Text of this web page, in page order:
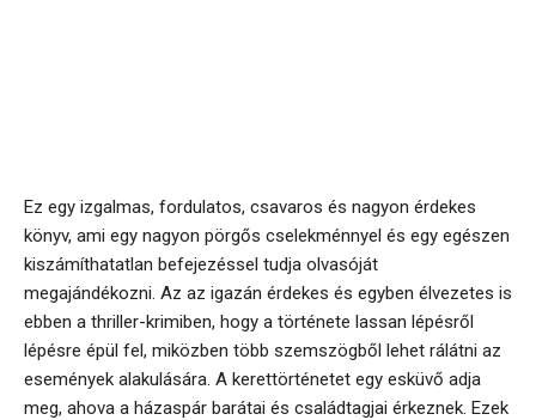
Ez egy izgalmas, fordulatos, csavaros és nagyon érdekes
könyv, ami egy nagyon pörgős cselekménnyel és egy egészen
kiszámíthatatlan befejezéssel tudja olvasóját
megajándékozni. Az az igazán érdekes és egyben élvezetes is
ebben a thriller-krimiben, hogy a története lassan lépésről
lépésre épül fel, miközben több szemszögből lehet rálátni az
események alakulására. A kerettörténetet egy esküvő adja
meg, ahova a házaspár barátai és családtagjai érkeznek. Ezek